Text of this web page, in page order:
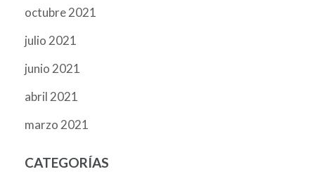
octubre 2021
julio 2021
junio 2021
abril 2021
marzo 2021
CATEGORÍAS